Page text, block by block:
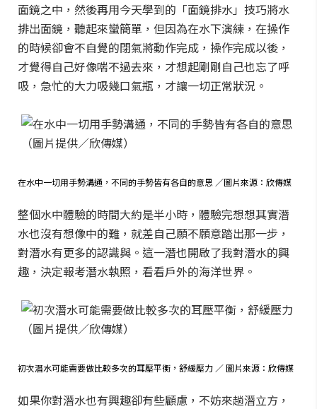
面鏡之中，然後再用今天學到的「面鏡排水」技巧將水
排出面鏡，聽起來蠻簡單，但因為在水下演練，在操作
的時候卻會不自覺的閉氣將動作完成，操作完成以後，
才覺得自己好像喘不過去來，才想起剛剛自己也忘了呼
吸，急忙的大力吸幾口氣瓶，才讓一切正常狀況。
在水中一切用手勢溝通，不同的手勢皆有各自的意思 ／圖片來源：欣傳媒
整個水中體驗的時間大約是半小時，體驗完想想其實潛
水也沒有想像中的難，就差自己願不願意踏出那一步，
對潛水有更多的認識與。這一潛也開啟了我對潛水的興
趣，決定報考潛水執照，看看戶外的海洋世界。
初次潛水可能需要做比較多次的耳壓平衡，舒緩壓力 ／ 圖片來源：欣傳媒
如果你對潛水也有興趣卻有些顧慮，不妨來趟潛立方，